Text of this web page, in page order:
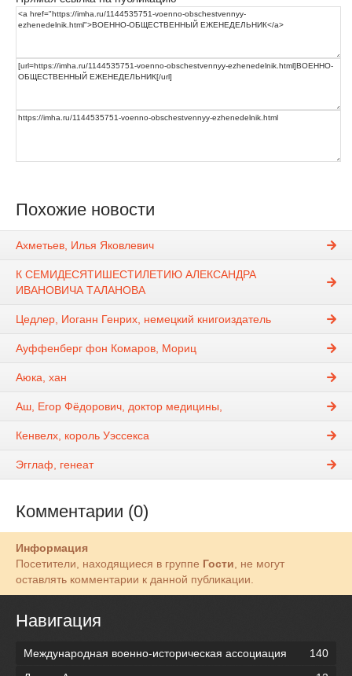
Похожие новости
Ахметьев, Илья Яковлевич
К СЕМИДЕСЯТИШЕСТИЛЕТИЮ АЛЕКСАНДРА
ИВАНОВИЧА ТАЛАНОВА
Цедлер, Иоганн Генрих, немецкий книгоиздатель
Ауффенберг фон Комаров, Мориц
Аюка, хан
Аш, Егор Фёдорович, доктор медицины,
Кенвелх, король Уэссекса
Эгглаф, генеат
Комментарии (0)
Информация
Посетители, находящиеся в группе Гости , не могут
оставлять комментарии к данной публикации.
Навигация
Международная военно-историческая ассоциация
140